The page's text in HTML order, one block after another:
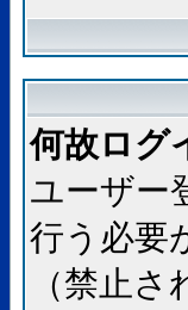
何故ログ
ユーザー
行う必要
（禁止